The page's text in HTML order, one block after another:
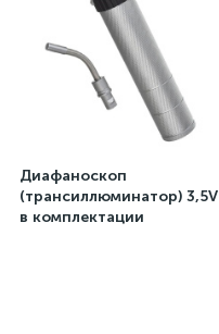
Диафаноскоп
(трансиллюминатор) 3,5V
в комплектации